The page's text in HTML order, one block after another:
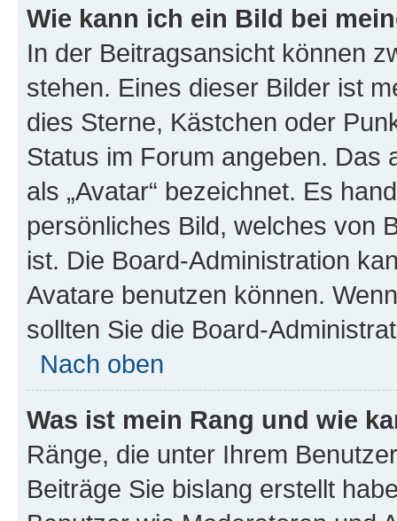
Wie kann ich ein Bild bei
In der Beitragsansicht können
stehen. Eines dieser Bilder ist
dies Sterne, Kästchen oder
Status im Forum angeben. Das
als „Avatar“ bezeichnet. Es
persönliches Bild, welches von
ist. Die Board-Administration
Avatare benutzen können.
sollten Sie die Board-
Nach oben
Was ist mein Rang und wie
Ränge, die unter Ihrem
Beiträge Sie bislang erstellt